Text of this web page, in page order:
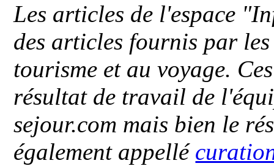
Les articles de l'espace
des articles fournis par
tourisme et au voyage.
résultat de travail de
sejour.com mais bien le
également appellé